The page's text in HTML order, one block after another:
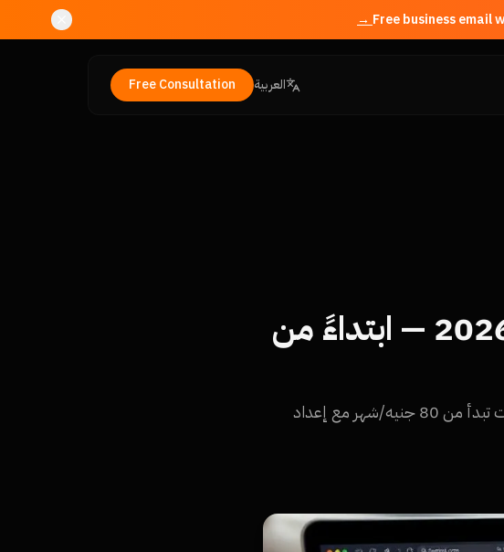
العربية Free Consultation
أرخص إيميل بيزنس رسمي في مصر 2026 — ابتداءً من
أرخص إيميل بيزنس رسمي @شركتك.com في مصر من Namra Tech. باقات تبدأ من 80 جنيه/شهر مع إعداد